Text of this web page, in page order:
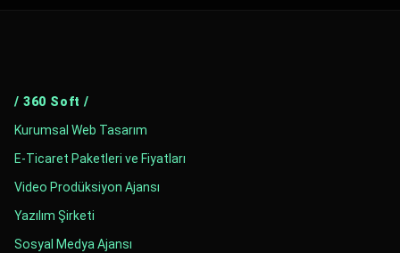
/ 360 Soft /
Kurumsal Web Tasarım
E-Ticaret Paketleri ve Fiyatları
Video Prodüksiyon Ajansı
Yazılım Şirketi
Sosyal Medya Ajansı